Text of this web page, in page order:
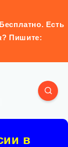
Есть
? Пишите:
в